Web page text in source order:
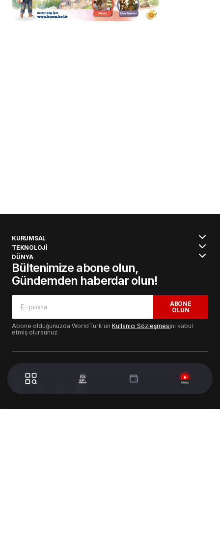
KURUMSAL
TEKNOLOJİ
DÜNYA
Bültenimize abone olun,
Gündemden haberdar olun!
ABONE
OLUN
Abone olduğunuzda WorldTürk'ün Kullanıcı Sözleşmesini kabul
etmiş olursunuz.
© 2024 WorldTurk. Tüm Hakları Saklıdır. - Tasarım & Geliştirme :
Volion's